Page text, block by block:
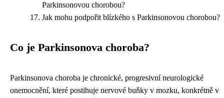
Parkinsonovou chorobou?
Jak mohu podpořit blízkého s Parkinsonovou chorobou?
Co je Parkinsonova choroba?
Parkinsonova choroba je chronické, progresivní neurologické
onemocnění, které postihuje nervové buňky v mozku, konkrétně v